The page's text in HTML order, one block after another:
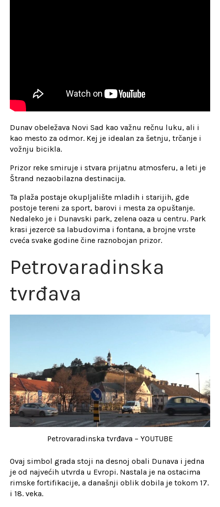
Dunav obeležava Novi Sad kao važnu rečnu luku, ali i
kao mesto za odmor. Kej je idealan za šetnju, trčanje i
vožnju bicikla.
Prizor reke smiruje i stvara prijatnu atmosferu, a leti je
Štrand nezaobilazna destinacija.
Ta plaža postaje okupljalište mladih i starijih, gde
postoje tereni za sport, barovi i mesta za opuštanje.
Nedaleko je i Dunavski park, zelena oaza u centru. Park
krasi jezercе sa labudovima i fontana, a brojne vrste
cveća svake godine čine raznobojan prizor.
Petrovaradinska
tvrđava
Petrovaradinska tvrđava – YOUTUBE
Ovaj simbol grada stoji na desnoj obali Dunava i jedna
je od najvećih utvrda u Evropi. Nastala je na ostacima
rimske fortifikacije, a današnji oblik dobila je tokom 17.
i 18. veka.